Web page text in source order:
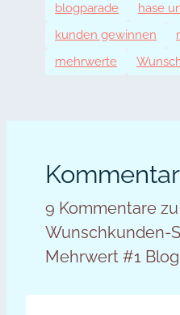
blogparade
hase
kunden gewinnen
mehrwerte
9 Kommentare
Wunschkunden-
Mehrwert #1